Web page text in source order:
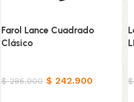
Farol Lance Cuadrado
Clásico
$286.000 $ 242.900 $